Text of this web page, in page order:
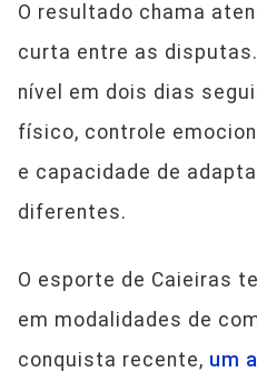
O resultado chama
curta entre as
nível em dois dias
físico, controle
e capacidade de
diferentes.
O esporte de Caieiras
em modalidades de
conquista recente, um